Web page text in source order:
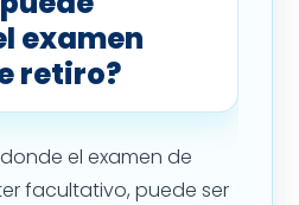
examen
retiro?
el examen de
facultativo, puede ser